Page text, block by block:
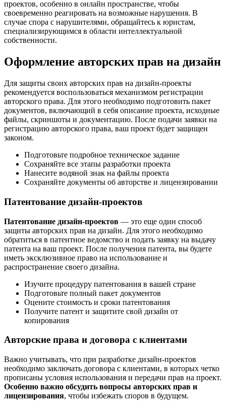
проектов, особенно в онлайн пространстве, чтобы
своевременно реагировать на возможные нарушения. В
случае спора с нарушителями, обращайтесь к юристам,
специализирующимся в области интеллектуальной
собственности.
Оформление авторских прав на дизайн
Для защиты своих авторских прав на дизайн-проекты
рекомендуется воспользоваться механизмом регистрации
авторского права. Для этого необходимо подготовить пакет
документов, включающий в себя описание проекта, исходные
файлы, скриншоты и документацию. После подачи заявки на
регистрацию авторского права, ваш проект будет защищен
законом.
Подготовьте подробное техническое задание
Сохраняйте все этапы разработки проекта
Нанесите водяной знак на файлы проекта
Сохраняйте документы об авторстве и лицензировании
Патентование дизайн-проектов
Патентование дизайн-проектов — это еще один способ
защиты авторских прав на дизайн. Для этого необходимо
обратиться в патентное ведомство и подать заявку на выдачу
патента на ваш проект. После получения патента, вы будете
иметь эксклюзивное право на использование и
распространение своего дизайна.
Изучите процедуру патентования в вашей стране
Подготовьте полный пакет документов
Оцените стоимость и сроки патентования
Получите патент и защитите свой дизайн от
копирования
Авторские права и договора с клиентами
Важно учитывать, что при разработке дизайн-проектов
необходимо заключать договора с клиентами, в которых четко
прописаны условия использования и передачи прав на проект.
Особенно важно обсудить вопросы авторских прав и
лицензирования, чтобы избежать споров в будущем.